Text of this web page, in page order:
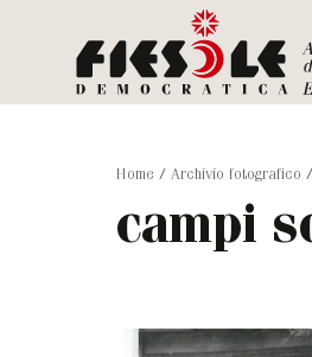
Home / Archivio fotografico /
campi